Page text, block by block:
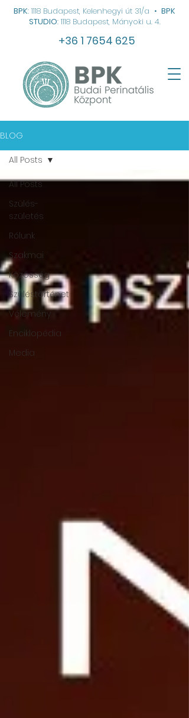
BPK: 1118 Budapest, Kelenhegyi út 31/a • BPK
STUDIO: 1118 Budapest, Mányoki u. 4.
+36 1 7654 625
BLOG
All Posts
Szülés-
születés
Rólunk
Szakmai
Közösség
Szüléstörténet
Vélemény
Enciklopédia
Media
All Posts